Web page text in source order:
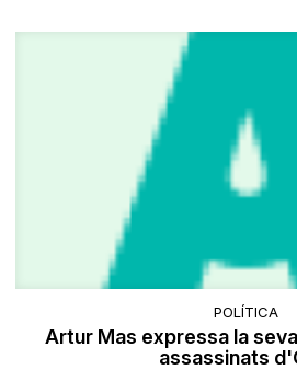
POLÍTICA
Artur Mas expressa la
assassinats